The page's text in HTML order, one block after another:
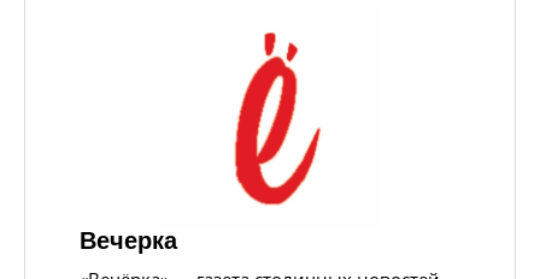
Вечерка